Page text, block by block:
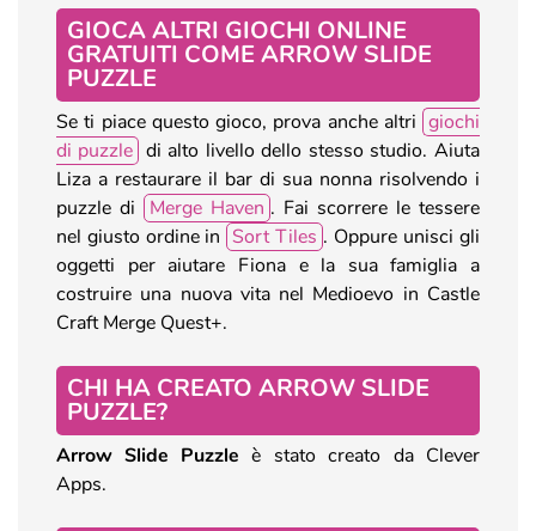
GIOCA ALTRI GIOCHI ONLINE
GRATUITI COME ARROW SLIDE
PUZZLE
Se ti piace questo gioco, prova anche altri giochi
di puzzle di alto livello dello stesso studio. Aiuta
Liza a restaurare il bar di sua nonna risolvendo i
puzzle di
Merge Haven . Fai scorrere le tessere
nel giusto ordine in Sort Tiles . Oppure unisci gli
oggetti per aiutare Fiona e la sua famiglia a
costruire una nuova vita nel Medioevo in Castle
Craft Merge Quest+.
CHI HA CREATO ARROW SLIDE
PUZZLE?
Arrow Slide Puzzle è stato creato da Clever
Apps.